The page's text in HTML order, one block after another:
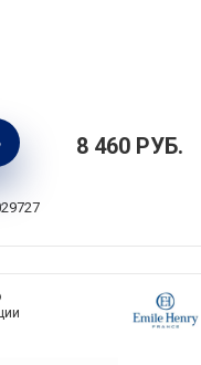
29 см, цвет
Франция,
8 460 РУБ.